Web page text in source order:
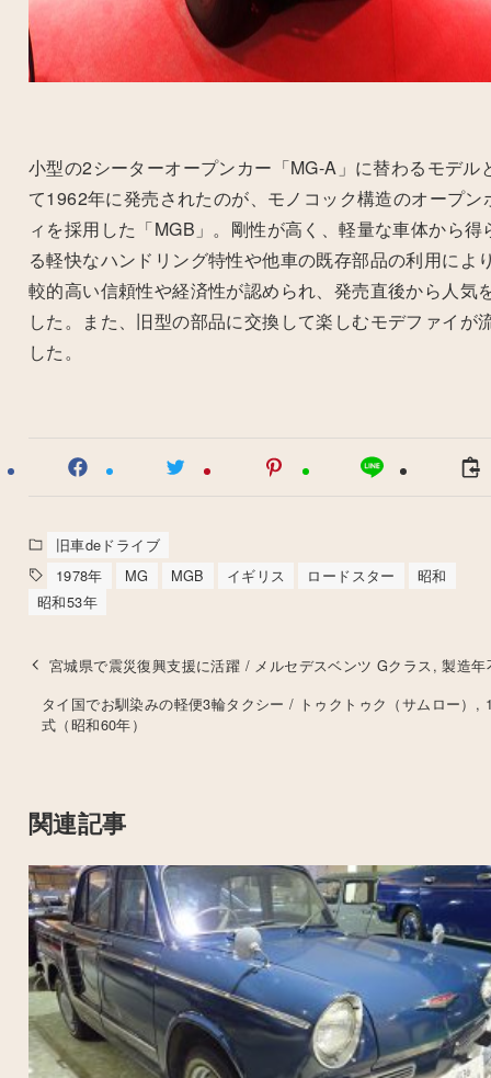
小型の2シーターオープンカー「MG-A」に替わるモデル
て1962年に発売されたのが、モノコック構造のオープン
ィを採用した「MGB」。剛性が高く、軽量な車体から得
る軽快なハンドリング特性や他車の既存部品の利用によ
較的高い信頼性や経済性が認められ、発売直後から人気
した。また、旧型の部品に交換して楽しむモデファイが
した。
旧車deドライブ
1978年
MG MGB イギリス ロードスター
昭和
昭和53年
宮城県で震災復興支援に活躍 / メルセデスベンツ Gクラス, 製造年
タイ国でお馴染みの軽便3輪タクシー / トゥクトゥク（サムロー）,
式（昭和60年）
関連記事